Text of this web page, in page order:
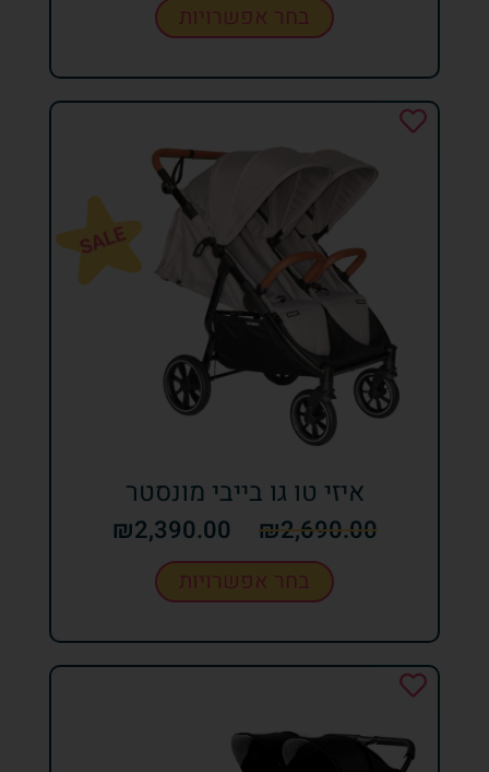
בחר אפשרויות
איזי טו גו בייבי מונסטר
₪2,690.00
₪2,390.00
בחר אפשרויות